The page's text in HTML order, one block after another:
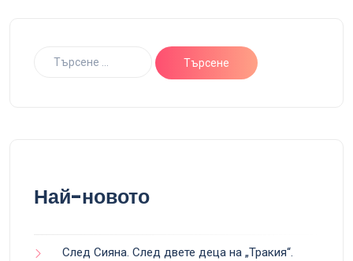
Най-новото
След Сияна. След двете деца на „Тракия“.